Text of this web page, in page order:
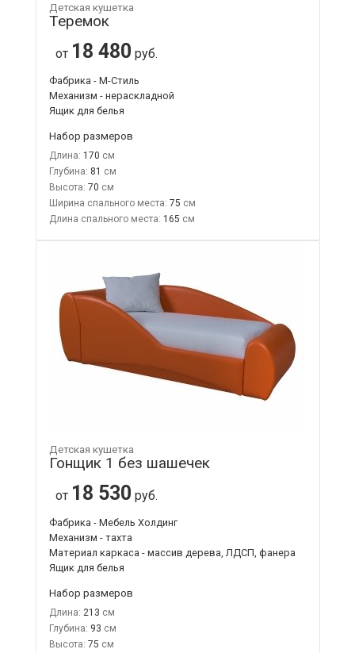
Детская кушетка
Теремок
от 18 480 руб.
Фабрика - М-Стиль
Механизм - нераскладной
Ящик для белья
Набор размеров
Длина: 170
Глубина: 81
Высота: 70
Ширина спального места: 75
Длина спального места: 165
Детская кушетка
Гонщик 1 без шашечек
от 18 530 руб.
Фабрика - Мебель Холдинг
Механизм - тахта
Материал каркаса - массив дерева, ЛДСП, фанера
Ящик для белья
Набор размеров
Длина: 213
Глубина: 93
Высота: 75